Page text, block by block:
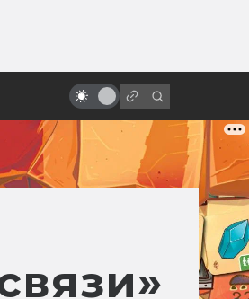
понять жанр